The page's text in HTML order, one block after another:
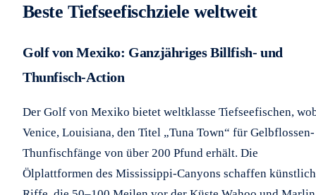
Beste Tiefseefischziele weltweit
Golf von Mexiko: Ganzjähriges Billfish- und
Thunfisch-Action
Der Golf von Mexiko bietet weltklasse Tiefseefischen,
Venice, Louisiana, den Titel „Tuna Town“ für Gelbflossen-
Thunfischfänge von über 200 Pfund erhält. Die
Ölplattformen des Mississippi-Canyons schaffen